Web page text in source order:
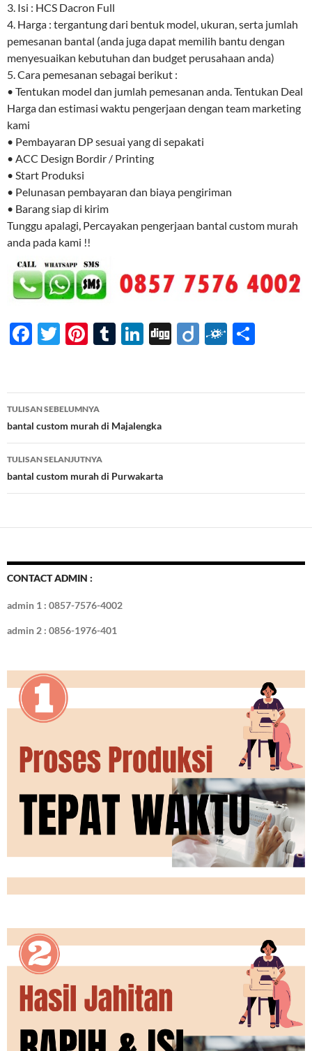
3. Isi : HCS Dacron Full
4. Harga : tergantung dari bentuk model, ukuran, serta jumlah
pemesanan bantal (anda juga dapat memilih bantu dengan
menyesuaikan kebutuhan dan budget perusahaan anda)
5. Cara pemesanan sebagai berikut :
• Tentukan model dan jumlah pemesanan anda. Tentukan Deal
Harga dan estimasi waktu pengerjaan dengan team marketing
kami
• Pembayaran DP sesuai yang di sepakati
• ACC Design Bordir / Printing
• Start Produksi
• Pelunasan pembayaran dan biaya pengiriman
• Barang siap di kirim
Tunggu apalagi, Percayakan pengerjaan bantal custom murah
anda pada kami !!
F
b
o
o
k
T
er
Pi
es
t
T
bl
r
Li
e
dI
n
Di Di F
d e
Navigasi
Tulisan
TULISAN SEBELUMNYA
bantal custom murah di Majalengka
TULISAN SELANJUTNYA
bantal custom murah di Purwakarta
CONTACT ADMIN :
admin 1 : 0857-7576-4002
admin 2 : 0856-1976-401